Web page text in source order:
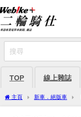
TOP 線上雜誌
主頁 新車．絕版車
DUKE R」